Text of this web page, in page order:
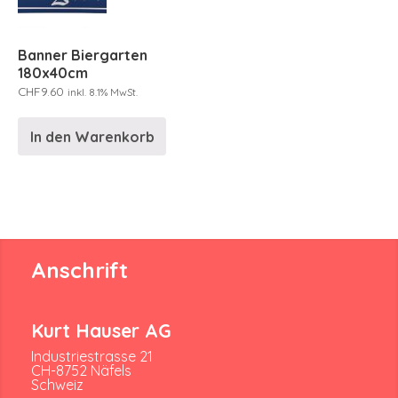
Banner Biergarten
180x40cm
CHF9.60 inkl. 8.1% MwSt.
In den Warenkorb
Anschrift
Kurt Hauser AG
Industriestrasse 21
CH-8752 Näfels
Schweiz